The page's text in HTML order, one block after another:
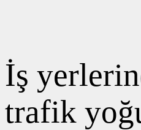
İş
trafik